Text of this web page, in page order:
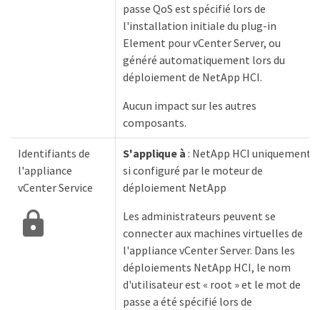
passe QoS est spécifié lors de
l'installation initiale du plug-in
Element pour vCenter Server, ou
généré automatiquement lors du
déploiement de NetApp HCI.
Aucun impact sur les autres
composants.
Identifiants de
l'appliance
vCenter Service
S'applique à : NetApp HCI uniquement
si configuré par le moteur de
déploiement NetApp
Les administrateurs peuvent se
connecter aux machines virtuelles de
l'appliance vCenter Server. Dans les
déploiements NetApp HCI, le nom
d'utilisateur est « root » et le mot de
passe a été spécifié lors de